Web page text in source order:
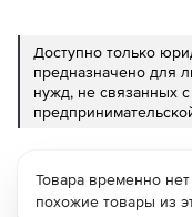
Доступно только
предназначено для
нужд, не связанных
Товара временно
похожие товары из